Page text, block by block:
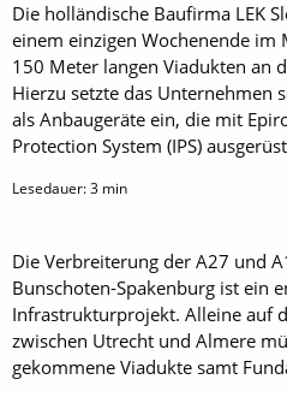
Die holländische Baufirma LEK
einem einzigen Wochenende im
150 Meter langen Viadukten an
Hierzu setzte das Unternehmen
als Anbaugeräte ein, die mit
Protection System (IPS)
Lesedauer:3 min
Die Verbreiterung der A27 und
Bunschoten-Spakenburg ist ein
Infrastrukturprojekt. Alleine auf
zwischen Utrecht und Almere
gekommene Viadukte samt